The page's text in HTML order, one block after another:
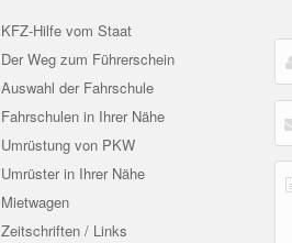
KFZ-Hilfe vom Staat
Der Weg zum Führerschein
Auswahl der Fahrschule
Fahrschulen in Ihrer Nähe
Umrüstung von PKW
Umrüster in Ihrer Nähe
Mietwagen
Zeitschriften / Links